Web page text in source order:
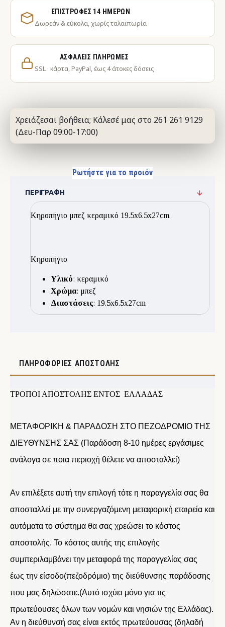
ΕΠΙΣΤΡΟΦΈΣ 14 ΗΜΕΡΏΝ
Δωρεάν & εύκολα, χωρίς ταλαιπωρία
ΑΣΦΑΛΕΊΣ ΠΛΗΡΩΜΈΣ
SSL · κάρτα, PayPal, έως 4 άτοκες δόσεις
Χρειάζεσαι βοήθεια; Κάλεσέ μας στο 261 261 9129
(Δευ-Παρ 09:00-17:00)
Ρωτήστε για το προιόν
ΠΕΡΙΓΡΑΦΉ
Κηροπήγιο μπεζ κεραμικό 19.5x6.5x27cm.
Κηροπήγιο
Υλικό: κεραμικό
Χρώμα: μπεζ
Διαστάσεις: 19.5x6.5x27cm
ΠΛΗΡΟΦΟΡΊΕΣ ΑΠΟΣΤΟΛΉΣ
ΤΡΟΠΟΙ ΑΠΟΣΤΟΛΗΣ ΕΝΤΟΣ ΕΛΛΑΔΑΣ
ΜΕΤΑΦΟΡΙΚΗ & ΠΑΡΑΔΟΣΗ ΣΤΟ ΠΕΖΟΔΡΟΜΙΟ ΤΗΣ
ΔΙΕΥΘΥΝΣΗΣ ΣΑΣ (Παράδοση 8-10 ημέρες εργάσιμες
ανάλογα σε ποια περιοχή θέλετε να αποσταλλεί)
Αν επιλέξετε αυτή την επιλογή τότε η παραγγελία σας θα
αποσταλλεί με την συνεργαζόμενη μεταφορική εταιρεία και
αυτόματα το σύστημα θα σας χρεώσει το κόστος
αποστολής. Το κόστος αυτής της επιλογής
συμπεριλαμβάνει την μεταφορά της παραγγελίας σας
έως την είσοδο(πεζοδρόμιο) της διεύθυνσης παράδοσης
που μας δηλώσατε.(Αυτό ισχύει μόνο για τις
πρωτεύουσες όλων των νομών και νησιών της Ελλάδας).
Αν η διεύθυνσή σας είναι εκτός πρωτεύουσας (δηλαδή